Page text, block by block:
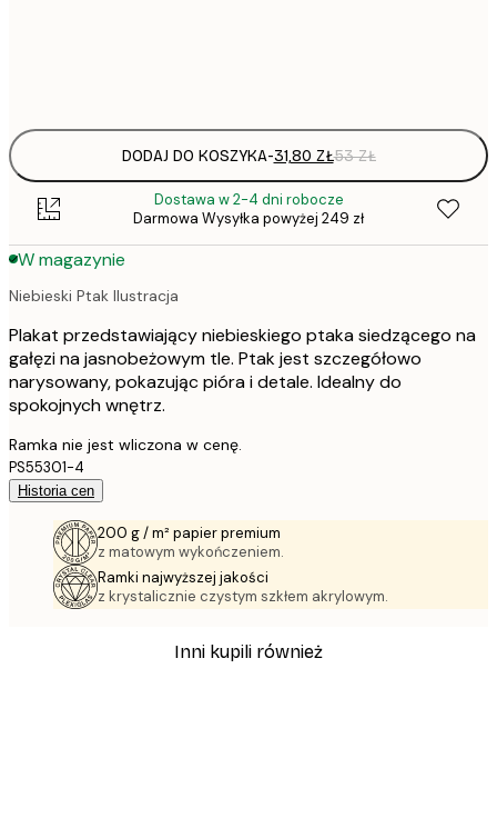
DODAJ DO KOSZYKA-31,80 ZŁ53 ZŁ
Dostawa w 2-4 dni robocze
Darmowa Wysyłka powyżej 249 zł
W magazynie
Niebieski Ptak Ilustracja
Plakat przedstawiający niebieskiego ptaka siedzącego na
gałęzi na jasnobeżowym tle. Ptak jest szczegółowo
narysowany, pokazując pióra i detale. Idealny do
spokojnych wnętrz.
Ramka nie jest wliczona w cenę.
PS55301-4
Historia cen
200 g / m² papier premium
z matowym wykończeniem.
Ramki najwyższej jakości
z krystalicznie czystym szkłem akrylowym.
Inni kupili również